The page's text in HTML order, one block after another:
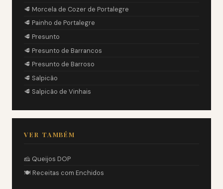
🥩 Morcela de Cozer de Portalegre
🥩 Painho de Portalegre
🥩 Presunto
🥩 Presunto de Barrancos
🥩 Presunto de Barroso
🥩 Salpicão
🥩 Salpicão de Vinhais
VER TAMBÉM
🧀 Queijos DOP
🍽️ Receitas com Enchidos